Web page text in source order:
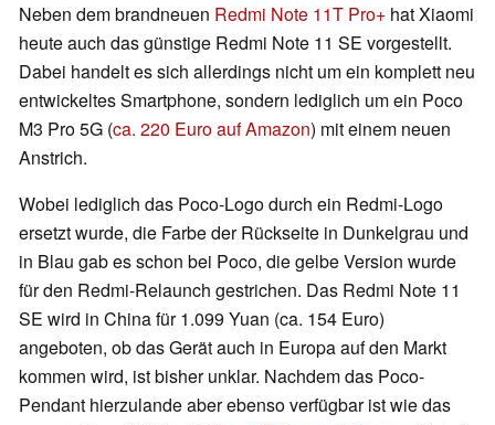
Neben dem brandneuen Redmi Note 11T Pro+ hat Xiaomi
heute auch das günstige Redmi Note 11 SE vorgestellt.
Dabei handelt es sich allerdings nicht um ein komplett neu
entwickeltes Smartphone, sondern lediglich um ein Poco
M3 Pro 5G (ca. 220 Euro auf Amazon) mit einem neuen
Anstrich.
Wobei lediglich das Poco-Logo durch ein Redmi-Logo
ersetzt wurde, die Farbe der Rückseite in Dunkelgrau und
in Blau gab es schon bei Poco, die gelbe Version wurde
für den Redmi-Relaunch gestrichen. Das Redmi Note 11
SE wird in China für 1.099 Yuan (ca. 154 Euro)
angeboten, ob das Gerät auch in Europa auf den Markt
kommen wird, ist bisher unklar. Nachdem das Poco-
Pendant hierzulande aber ebenso verfügbar ist wie das